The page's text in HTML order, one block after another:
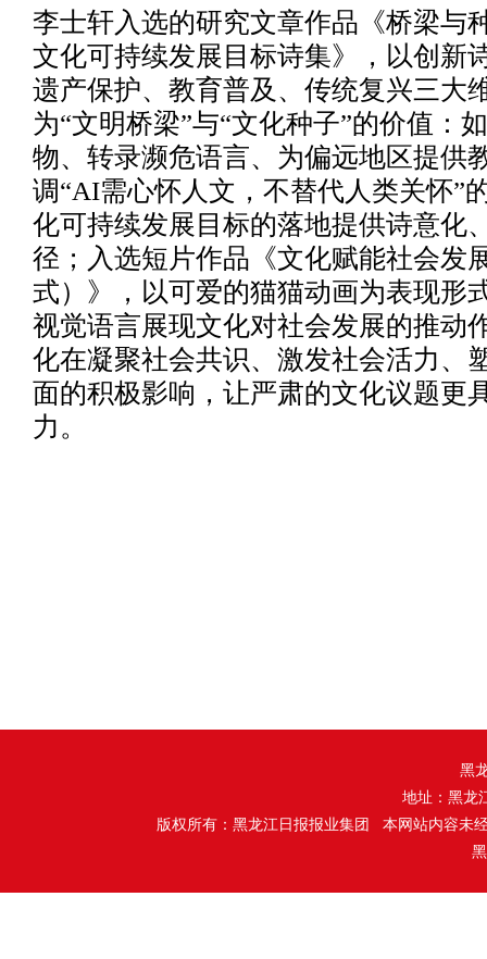
李士轩入选的研究文章作品《桥梁与
文化可持续发展目标诗集》，以创新
遗产保护、教育普及、传统复兴三大
为“文明桥梁”与“文化种子”的价值：
物、转录濒危语言、为偏远地区提供
调“AI需心怀人文，不替代人类关怀”
化可持续发展目标的落地提供诗意化
径；入选短片作品《文化赋能社会发
式）》，以可爱的猫猫动画为表现形
视觉语言展现文化对社会发展的推动
化在凝聚社会共识、激发社会活力、
面的积极影响，让严肃的文化议题更
力。
黑
地址：黑龙
版权所有：黑龙江日报报业集团 本网站内容未